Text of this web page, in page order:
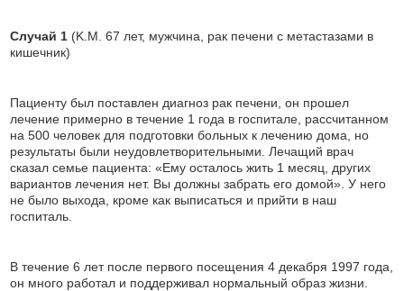
Случай 1 (K.M. 67 лет, мужчина, рак печени с метастазами в
кишечник)
Пациенту был поставлен диагноз рак печени, он прошел
лечение примерно в течение 1 года в госпитале, рассчитанном
на 500 человек для подготовки больных к лечению дома, но
результаты были неудовлетворительными. Лечащий врач
сказал семье пациента: «Ему осталось жить 1 месяц, других
вариантов лечения нет. Вы должны забрать его домой». У него
не было выхода, кроме как выписаться и прийти в наш
госпиталь.
В течение 6 лет после первого посещения 4 декабря 1997 года,
он много работал и поддерживал нормальный образ жизни.